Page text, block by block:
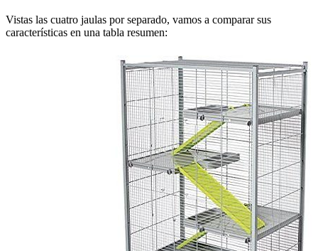
Vistas las cuatro jaulas por separado, vamos a comparar sus
características en una tabla resumen: